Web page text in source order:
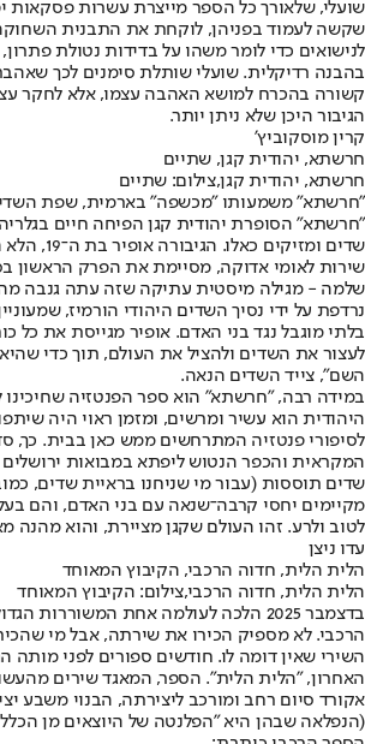
שועלי, שלאורך כל הספר מייצרת עשרות פסקאות
שקשה לעמוד בפניהן, לוקחת את התבנית
לנישואים כדי לומר משהו על בדידות נטולת
בהבנה רדיקלית. שועלי שותלת סימנים לכך
קשורה בהכרח למושא האהבה עצמו, אלא לחקר
הגיבור היכן שלא ניתן יותר.
קרין מוסקוביץ'
חרשתא, יהודית קגן, שתיים
חרשתא, יהודית קגן,צילום: שתיים
"חרשתא" משמעותו "מכשפה" בארמית, שפת
"חרשתא" הסופרת יהודית קגן הפיחה חיים
שדים ומזיקים
שירות לאומי אדוקה, מסיימת את הפרק הראשון
שלמה - מגילה מיסטית עתיקה שזה עתה גנבה
נרדפת על ידי נסיך השדים היהודי הורמיז,
בלתי מוגבל נגד בני האדם. אופיר מגייסת את כל
לעצור את השדים ולהציל את העולם, תוך כדי
השם", צייד השדים הנאה.
במידה רבה, "חרשתא" הוא ספר הפנטזיה שחיכינו
היהודית הוא עשיר ומרשים, ומזמן ראוי היה
לסיפורי פנטזיה המתרחשים ממש כאן בבית. כך,
המקראית והכפר הנטוש ליפתא במבואות
שדים תוססות (עבור מי שניחנו בראיית שדים,
מקיימים יחסי קרבה־שנאה עם בני האדם, והם
לטוב ולרע. זהו העולם שקגן מציירת, והוא מהנה
עדו ניצן
הלית הלית, חדוה הרכבי, הקיבוץ המאוחד
הלית הלית, חדוה הרכבי,צילום: הקיבוץ המאוחד
בדצמבר 2025 הלכה לעולמה אחת המשוררות
הרכבי. לא מספיק הכירו את שירתה, אבל מי
השירי שאין דומה לו. חודשים ספורים לפני
האחרון, "הלית הלית". הספר, המאגד שירים
אקורד סיום רחב ומורכב ליצירתה, הבנוי משבע
(הנפלאה שבהן היא "הפלנטה של היוצאים מן